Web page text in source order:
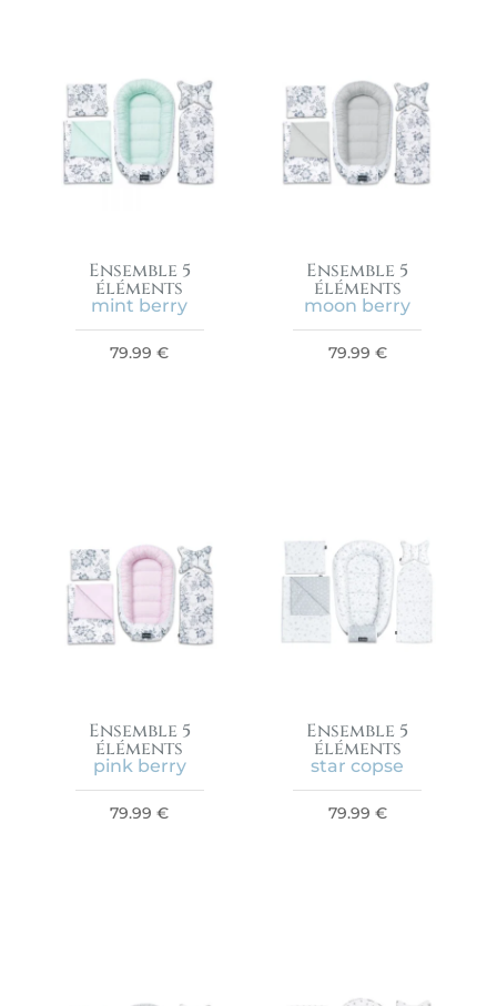
Ensemble 5
éléments
mint berry
79.99€
Ensemble 5
éléments
moon berry
79.99 €
Ensemble 5
éléments
pink berry
79.99€
Ensemble 5
éléments
star copse
79.99 €